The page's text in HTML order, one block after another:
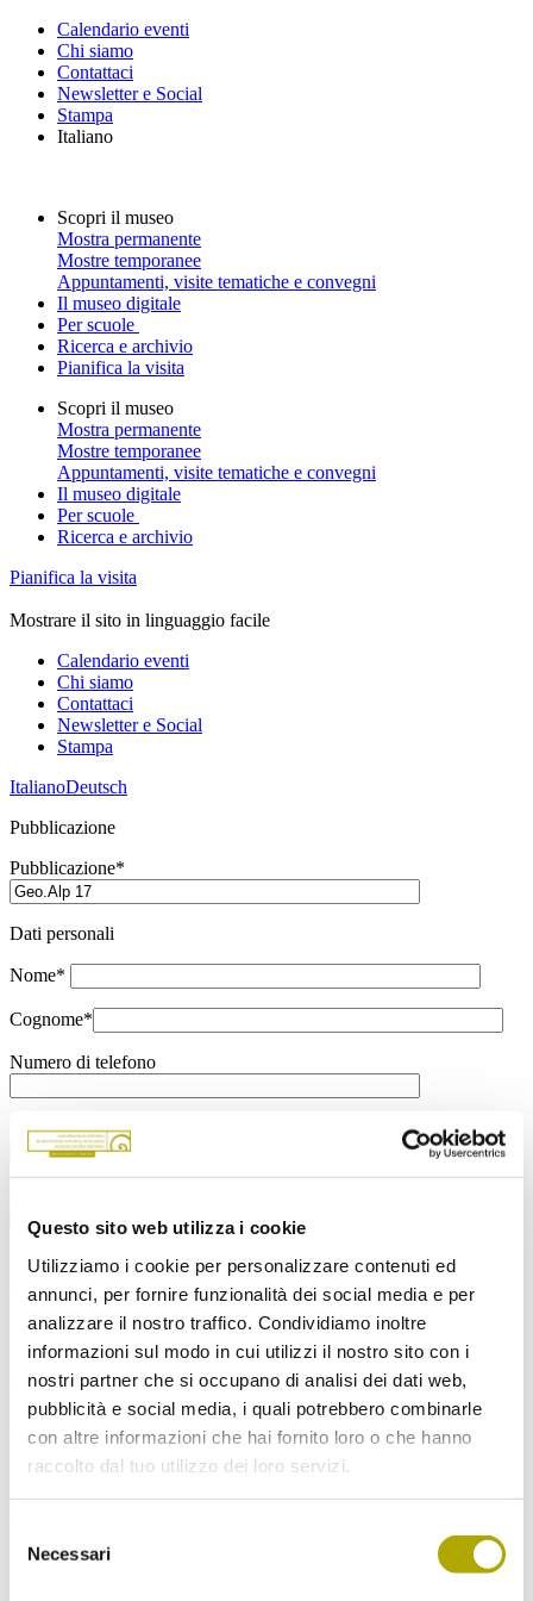
Questo sito web utilizza i cookie
Utilizziamo i cookie per personalizzare contenuti ed
annunci, per fornire funzionalità dei social media e per
analizzare il nostro traffico. Condividiamo inoltre
informazioni sul modo in cui utilizzi il nostro sito con i
nostri partner che si occupano di analisi dei dati web,
pubblicità e social media, i quali potrebbero combinarle
con altre informazioni che hai fornito loro o che hanno
raccolto dal tuo utilizzo dei loro servizi.
delNecessari
Calendario eventi
Chi siamo
Contattaci
Newsletter e Social
Stampa
Italiano
Scopri il museo
Mostra permanente
Mostre temporanee
Appuntamenti, visite tematiche e convegni
Il museo digitale
Per scuole
Ricerca e archivio
Pianifica la visita
Scopri il museo
Mostra permanente
Mostre temporanee
Appuntamenti, visite tematiche e convegni
Il museo digitale
Per scuole
Ricerca e archivio
Pianifica la visita
Mostrare il sito in linguaggio facile
Calendario eventi
Chi siamo
Contattaci
Newsletter e Social
Stampa
ItalianoDeutsch
Pubblicazione
Pubblicazione*
Dati personali
Nome*
Cognome*
Numero di telefono
Indirizzo mail*
Indirizzo
Via*
N° civico*
CAP*
Comune*
Land*
Ho letto e compreso
e acconsento al trattamento